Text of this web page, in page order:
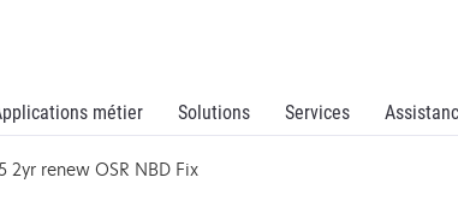
métier Solutions Services
2yr renew OSR NBD Fix